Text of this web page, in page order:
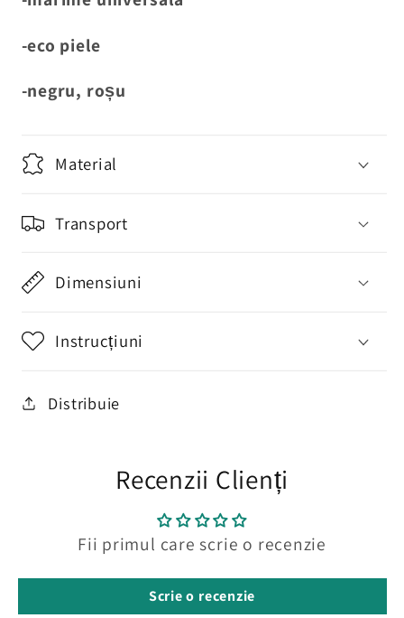
Corset
Chair
negru,
rosu
Corset
-eco piele
-negru, roșu
Material
Transport
Dimensiuni
Instrucțiuni
Distribuie
Recenzii Clienți
Fii primul care scrie o recenzie
Scrie o recenzie